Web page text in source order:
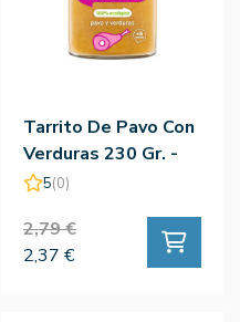
Tarrito De Pavo Con
Verduras 230 Gr. -
Smileat
5(0)
2,79 €
2,37 €